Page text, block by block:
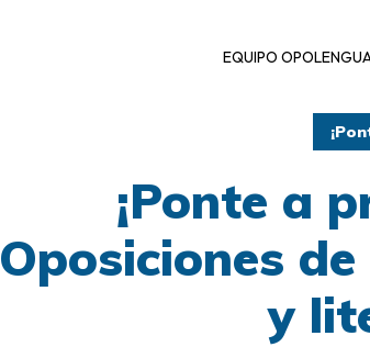
EQUIPO
¡Ponte a
Oposiciones
y